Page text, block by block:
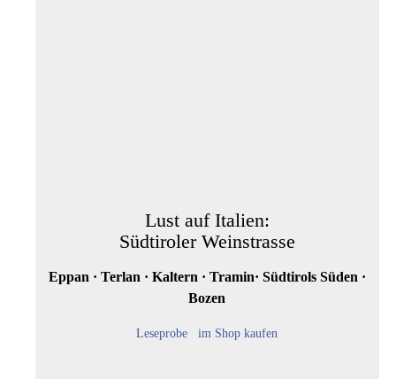
Lust auf Italien:
Südtiroler Weinstrasse
Eppan · Terlan · Kaltern · Tramin· Südtirols Süden ·
Bozen
Leseprobe im Shop kaufen